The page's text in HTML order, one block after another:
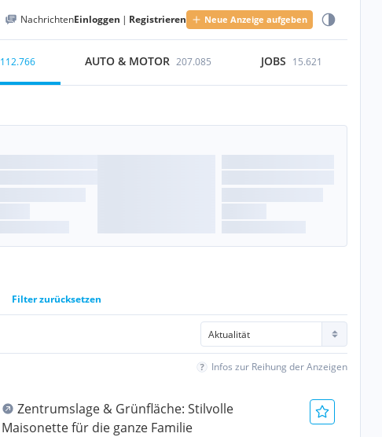
NachrichtenEinloggen | Registrieren Neue Anzeige aufgeben
112.766 AUTO & MOTOR 207.085 JOBS 15.621
Filter zurücksetzen
Infos zur Reihung der Anzeigen
Zentrumslage & Grünfläche: Stilvolle
Maisonette für die ganze Familie